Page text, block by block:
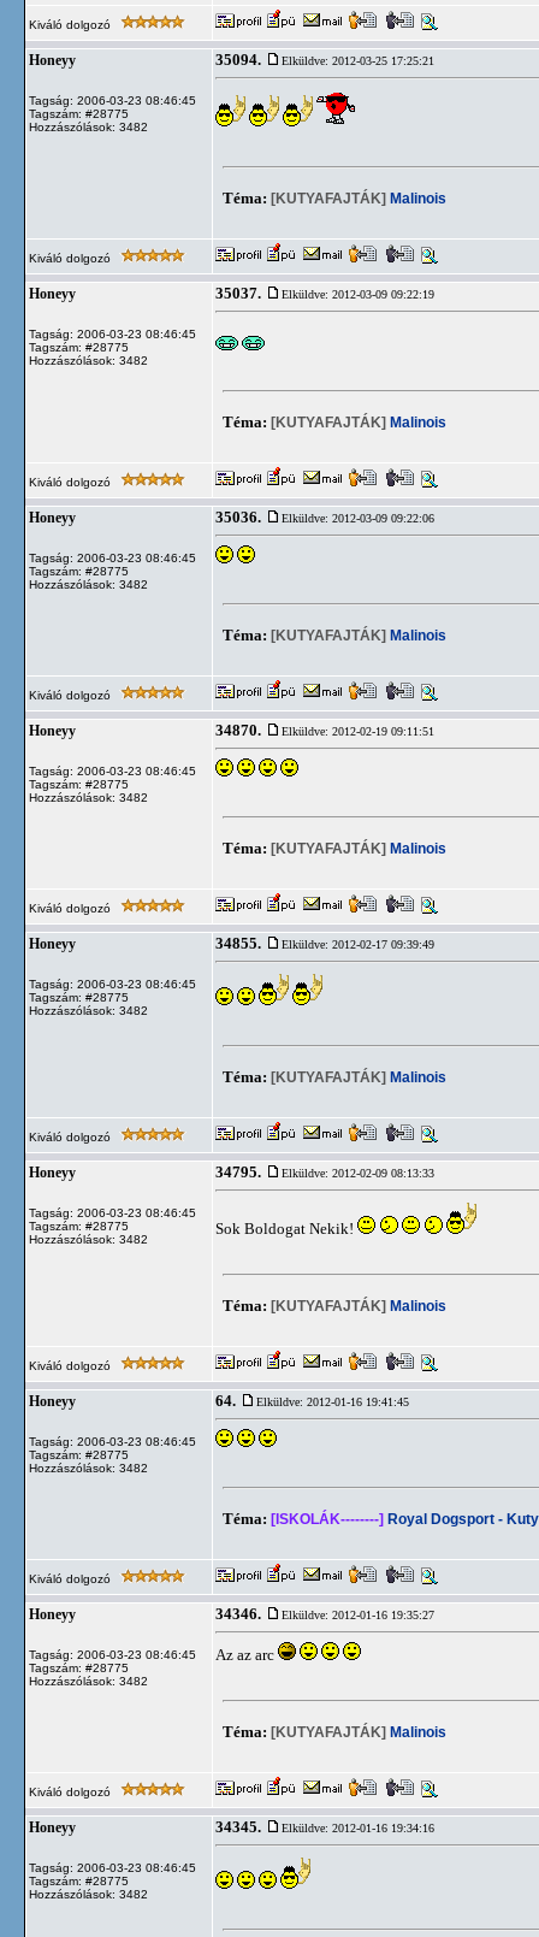
Kiváló dolgozó
Honeyy
Tagság: 2006-03-23 08:46:45
Tagszám: #28775
Hozzászólások: 3482
35094. Elküldve: 2012-03-25 17:25:21
Téma: [KUTYAFAJTÁK] Malinois
Kiváló dolgozó
Honeyy
Tagság: 2006-03-23 08:46:45
Tagszám: #28775
Hozzászólások: 3482
35037. Elküldve: 2012-03-09 09:22:19
Téma: [KUTYAFAJTÁK] Malinois
Kiváló dolgozó
Honeyy
Tagság: 2006-03-23 08:46:45
Tagszám: #28775
Hozzászólások: 3482
35036. Elküldve: 2012-03-09 09:22:06
Téma: [KUTYAFAJTÁK] Malinois
Kiváló dolgozó
Honeyy
Tagság: 2006-03-23 08:46:45
Tagszám: #28775
Hozzászólások: 3482
34870. Elküldve: 2012-02-19 09:11:51
Téma: [KUTYAFAJTÁK] Malinois
Kiváló dolgozó
Honeyy
Tagság: 2006-03-23 08:46:45
Tagszám: #28775
Hozzászólások: 3482
34855. Elküldve: 2012-02-17 09:39:49
Téma: [KUTYAFAJTÁK] Malinois
Kiváló dolgozó
Honeyy
Tagság: 2006-03-23 08:46:45
Tagszám: #28775
Hozzászólások: 3482
34795. Elküldve: 2012-02-09 08:13:33
Sok Boldogat Nekik!
Téma: [KUTYAFAJTÁK] Malinois
Kiváló dolgozó
Honeyy
Tagság: 2006-03-23 08:46:45
Tagszám: #28775
Hozzászólások: 3482
64. Elküldve: 2012-01-16 19:41:45
Téma: [ISKOLÁK--------] Royal Dogsport -
Kiváló dolgozó
Honeyy
Tagság: 2006-03-23 08:46:45
Tagszám: #28775
Hozzászólások: 3482
34346. Elküldve: 2012-01-16 19:35:27
Az az arc
Téma: [KUTYAFAJTÁK] Malinois
Kiváló dolgozó
Honeyy
Tagság: 2006-03-23 08:46:45
Tagszám: #28775
Hozzászólások: 3482
34345. Elküldve: 2012-01-16 19:34:16